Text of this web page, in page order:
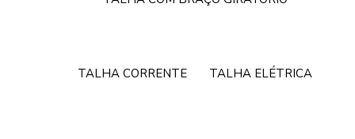
TALHA CORRENTE TALHA ELÉTRICA